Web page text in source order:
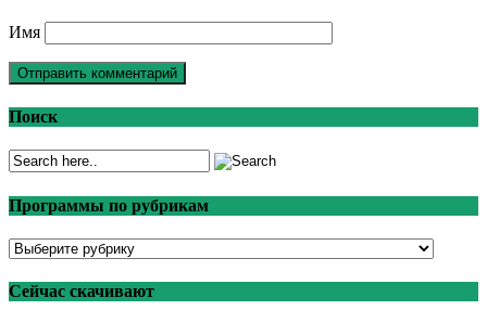
Имя
Поиск
Программы по рубрикам
Программы
рубрикам
Сейчас скачивают